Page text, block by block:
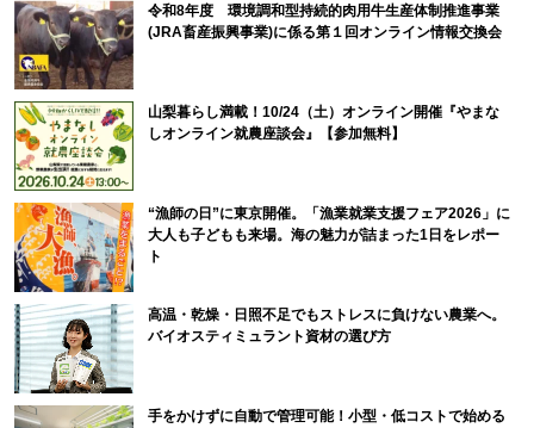
令和8年度 環境調和型持続的肉用牛生産体制推進事業
(JRA畜産振興事業)に係る第１回オンライン情報交換会
山梨暮らし満載！10/24（土）オンライン開催『やまな
しオンライン就農座談会』【参加無料】
“漁師の日”に東京開催。「漁業就業支援フェア2026」に
大人も子どもも来場。海の魅力が詰まった1日をレポー
ト
高温・乾燥・日照不足でもストレスに負けない農業へ。
バイオスティミュラント資材の選び方
手をかけずに自動で管理可能！小型・低コストで始める